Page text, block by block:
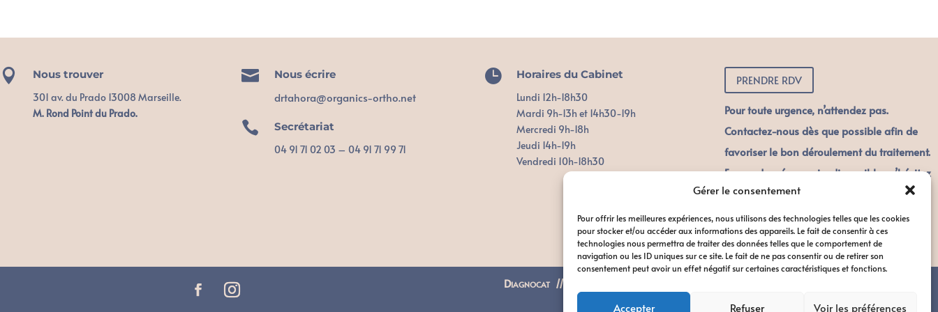
Gérer le consentement
Pour offrir les meilleures expériences, nous utilisons des technologies telles que les cookies
pour stocker et/ou accéder aux informations des appareils. Le fait de consentir à ces
technologies nous permettra de traiter des données telles que le comportement de
navigation ou les ID uniques sur ce site. Le fait de ne pas consentir ou de retirer son
consentement peut avoir un effet négatif sur certaines caractéristiques et fonctions.
Accepter Refuser Voir les préférences

Nous trouver
301 av. du Prado 13008 Marseille.
M. Rond Point du Prado.
 Nous écrire
drtahora@organics-ortho.net

Secrétariat
04 91 71 02 03 – 04 91 71 99 71

Horaires du Cabinet
Lundi 12h-18h30
Mardi 9h-13h et 14h30-19h
Mercredi 9h-18h
Jeudi 14h-19h
Vendredi 10h-18h30
PRENDRE RDV
Pour toute urgence, n’attendez pas.
Contactez-nous dès que possible afin de
favoriser le bon déroulement du traitement.
En cas de créneaux insdisponibles n’hésitez
pas à contacter le secrétariat.
Diagnocat //